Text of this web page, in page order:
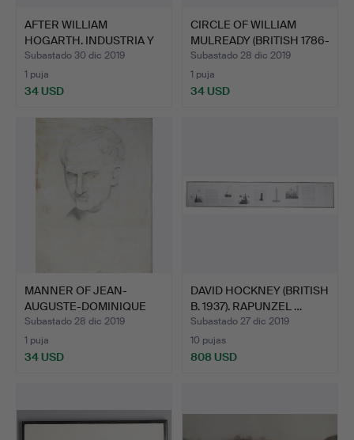
AFTER WILLIAM
HOGARTH. INDUSTRIA Y
OCIOSA.
Subastado 30 dic 2019
1 puja
34 USD
CIRCLE OF WILLIAM
MULREADY (BRITISH 1786-
1…
Subastado 28 dic 2019
1 puja
34 USD
MANNER OF JEAN-
AUGUSTE-DOMINIQUE
INGRES. E…
Subastado 28 dic 2019
1 puja
34 USD
DAVID HOCKNEY (BRITISH
B. 1937). RAPUNZEL …
Subastado 27 dic 2019
10 pujas
808 USD